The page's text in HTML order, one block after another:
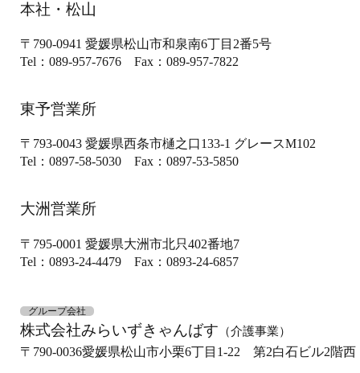
本社・松山
〒790-0941 愛媛県松山市和泉南6丁目2番5号
Tel：089-957-7676 Fax：089-957-7822
東予営業所
〒793-0043 愛媛県西条市樋之口133-1 グレースM102
Tel：0897-58-5030 Fax：0897-53-5850
大洲営業所
〒795-0001 愛媛県大洲市北只402番地7
Tel：0893-24-4479 Fax：0893-24-6857
グループ会社
株式会社みらいずきゃんばす （介護事業）
〒790-0036愛媛県松山市小栗6丁目1-22 第2白石ビル2階西